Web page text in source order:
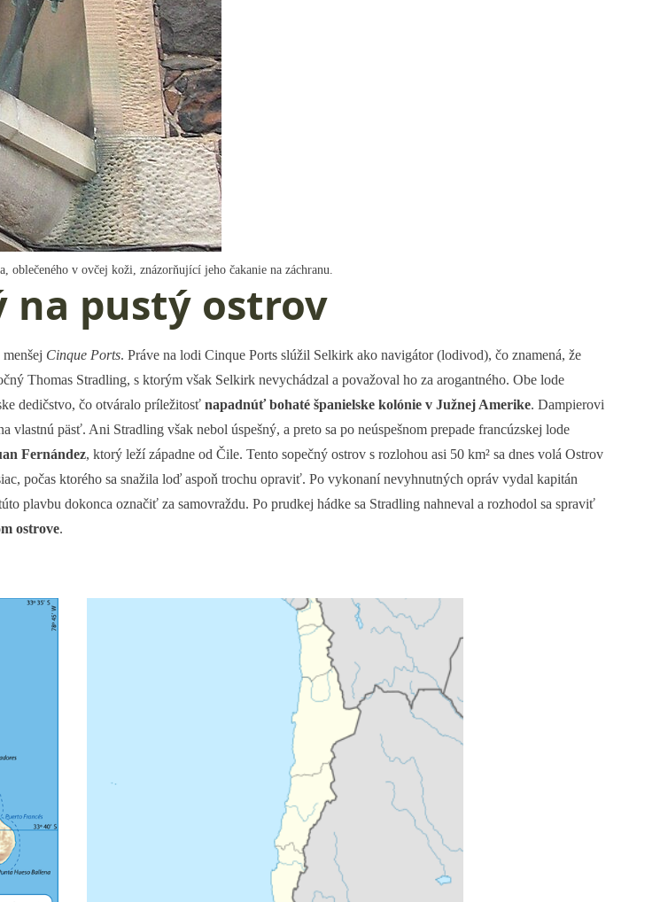
oblečeného v ovčej koži, znázorňující jeho čakanie na záchranu.
na pustý ostrov
menšej Cinque Ports. Práve na lodi Cinque Ports slúžil Selkirk ako navigátor (lodivod), čo znamená, že
Thomas Stradling, s ktorým však Selkirk nevychádzal a považoval ho za arogantného. Obe lode
dedičstvo, čo otváralo príležitosť napadnúť bohaté španielske kolónie v Južnej Amerike. Dampierovi
päsť. Ani Stradling však nebol úspešný, a preto sa po neúspešnom prepade francúzskej lode
Fernández, ktorý leží západne od Čile. Tento sopečný ostrov s rozlohou asi 50 km² sa dnes volá Ostrov
počas ktorého sa snažila loď aspoň trochu opraviť. Po vykonaní nevyhnutných opráv vydal kapitán
plavbu dokonca označiť za samovraždu. Po prudkej hádke sa Stradling nahneval a rozhodol sa spraviť
ostrove.